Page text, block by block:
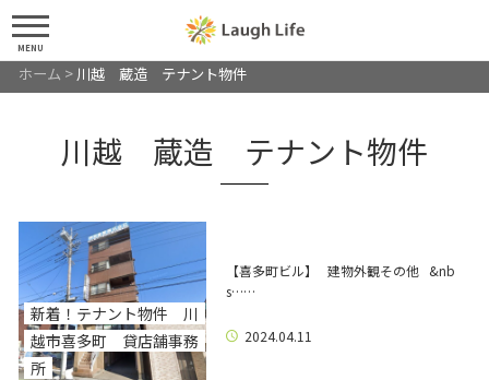
MENU
ホーム > 川越 蔵造 テナント物件
川越 蔵造 テナント物件
新着！テナント物件 川
越市喜多町 貸店舗事務
所
【喜多町ビル】 建物外観その他 &nb
s……
2024.04.11